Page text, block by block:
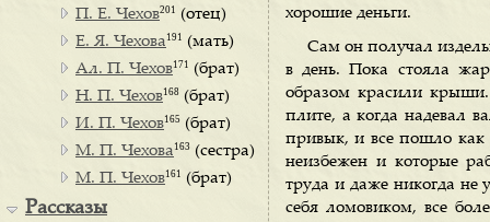
хорошие деньги.
Сам он получал
в день. Пока стояла
образом красили
плите, а когда надевал
привык, и все пошло как
неизбежен и которые
труда и даже никогда не
себя ломовиком, все
П. Е. Чехов201 (отец)
Е. Я. Чехова 191 (мать)
Ал. П. Чехов171 (брат)
Н. П. Чехов168 (брат)
И. П. Чехов165 (брат)
М. П. Чехова 163 (сестра)
М. П. Чехов161 (брат)
Рассказы